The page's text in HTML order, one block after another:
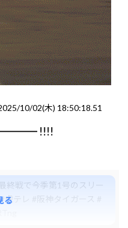
10/02(木) 18:50:18.51
!!!!
終戦で今季第1号のスリー
#虎テレ #阪神タイガース
る